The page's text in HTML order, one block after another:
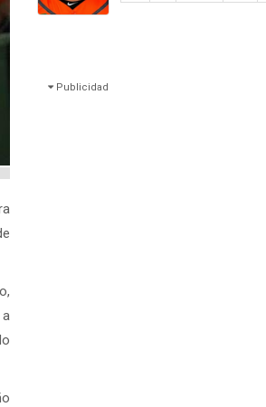
Publicidad